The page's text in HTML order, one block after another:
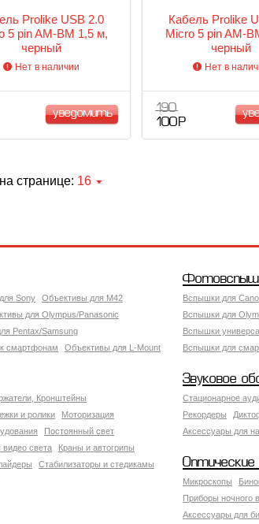
Prolike USB 2.0
5 pin AM-BM 1,5 м,
черный
Нет в наличии
уведомить
Кабель Prolike
Micro 5 pin AM-
черный
Нет в
190
100 Р
странице: 16
Sony
Объективы для M42
для Olympus/Panasonic
Pentax/Samsung
смартфонам Объективы для L-Mount
Вспышки для
Вспышки для
Вспышки
Вспышки для
Кронштейны
и ролики
Моторизация
Постоянный свет
света
Краны и автогрипы
Стабилизаторы и стедикамы
Звуковое
Стационарное
Рекордеры
Аксессуары для
Оптические
Микроскопы
Приборы ночного
Аксессуары для